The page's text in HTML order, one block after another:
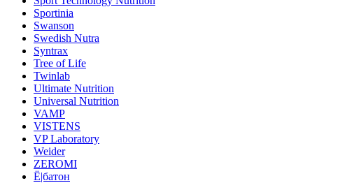
Sportinia
Swanson
Swedish Nutra
Syntrax
Tree of Life
Twinlab
Ultimate Nutrition
Universal Nutrition
VAMP
VISTENS
VP Laboratory
Weider
ZEROMI
Ё|батон